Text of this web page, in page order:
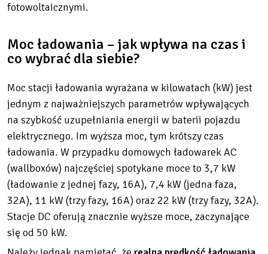
fotowoltaicznymi.
Moc ładowania – jak wpływa na czas i
co wybrać dla siebie?
Moc stacji ładowania wyrażana w kilowatach (kW) jest
jednym z najważniejszych parametrów wpływających
na szybkość uzupełniania energii w baterii pojazdu
elektrycznego. Im wyższa moc, tym krótszy czas
ładowania. W przypadku domowych ładowarek AC
(wallboxów) najczęściej spotykane moce to 3,7 kW
(ładowanie z jednej fazy, 16A), 7,4 kW (jedna faza,
32A), 11 kW (trzy fazy, 16A) oraz 22 kW (trzy fazy, 32A).
Stacje DC oferują znacznie wyższe moce, zaczynające
się od 50 kW.